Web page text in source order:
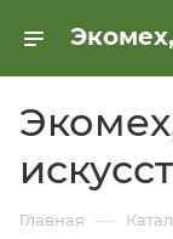
Главная —